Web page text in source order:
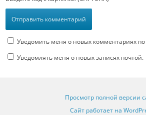
Уведомить меня о новых комментариях
Уведомлять меня о новых записях почтой.
Просмотр полной версии
Сайт работает на